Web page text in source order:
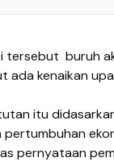
tersebut buruh
ada kenaikan
itu
pernyataan